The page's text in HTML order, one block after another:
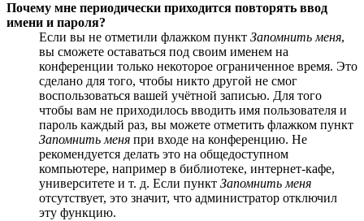
Почему мне периодически приходится повторять ввод
имени и пароля?
Если вы не отметили флажком пункт Запомнить меня,
вы сможете оставаться под своим именем на
конференции только некоторое ограниченное время. Это
сделано для того, чтобы никто другой не смог
воспользоваться вашей учётной записью. Для того
чтобы вам не приходилось вводить имя пользователя и
пароль каждый раз, вы можете отметить флажком пункт
Запомнить меня при входе на конференцию. Не
рекомендуется делать это на общедоступном
компьютере, например в библиотеке, интернет-кафе,
университете и т. д. Если пункт Запомнить меня
отсутствует, это значит, что администратор отключил
эту функцию.